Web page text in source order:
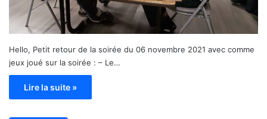
Hello, Petit retour de la soirée du 06 novembre 2021 avec comme
jeux joué sur la soirée : – Le…
Lire la suite »